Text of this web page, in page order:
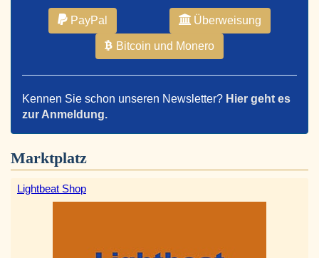
PayPal Überweisung
Bitcoin und Monero
Kennen Sie schon unseren Newsletter? Hier geht es
zur Anmeldung.
Marktplatz
Lightbeat Shop